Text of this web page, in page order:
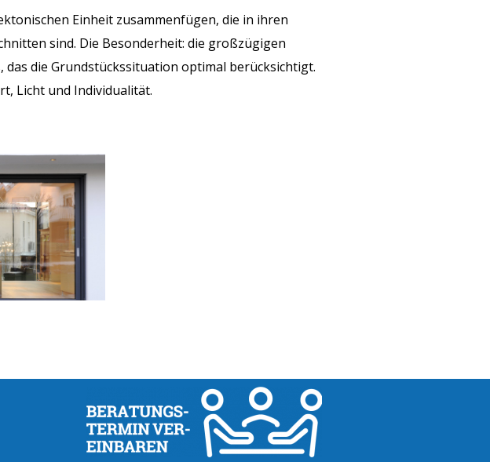
Einheit zusammenfügen, die in ihren
sind. Die Besonderheit: die großzügigen
die Grundstückssituation optimal berücksichtigt.
Licht und Individualität.